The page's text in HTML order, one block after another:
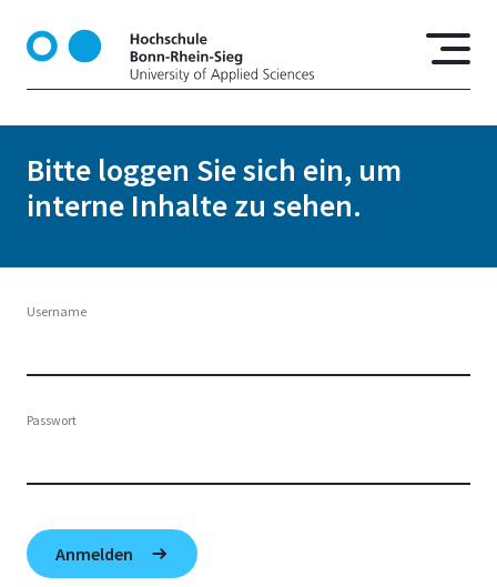
k
Bitte loggen Sie sich ein, um
interne Inhalte zu sehen.
Username
Passwort